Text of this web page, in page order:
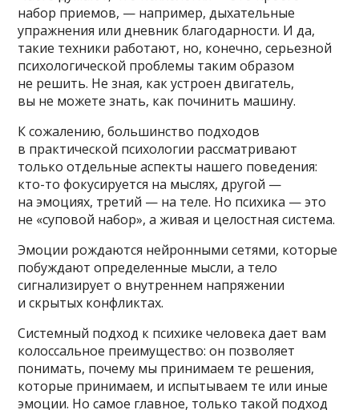
набор приемов, — например, дыхательные
упражнения или дневник благодарности. И да,
такие техники работают, но, конечно, серьезной
психологической проблемы таким образом
не решить. Не зная, как устроен двигатель,
вы не можете знать, как починить машину.
К сожалению, большинство подходов
в практической психологии рассматривают
только отдельные аспекты нашего поведения:
кто-то фокусируется на мыслях, другой —
на эмоциях, третий — на теле. Но психика — это
не «суповой набор», а живая и целостная система.
Эмоции рождаются нейронными сетями, которые
побуждают определенные мысли, а тело
сигнализирует о внутреннем напряжении
и скрытых конфликтах.
Системный подход к психике человека дает вам
колоссальное преимущество: он позволяет
понимать, почему мы принимаем те решения,
которые принимаем, и испытываем те или иные
эмоции. Но самое главное, только такой подход